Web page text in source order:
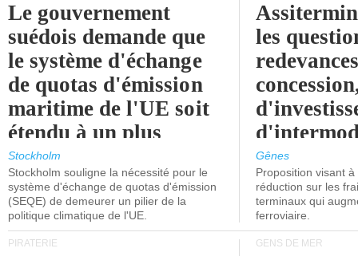
Le gouvernement
suédois demande que
le système d'échange
de quotas d'émission
maritime de l'UE soit
étendu à un plus
grand nombre de
navires.
Stockholm
Stockholm souligne la nécessité pour le
système d'échange de quotas d'émission
(SEQE) de demeurer un pilier de la
politique climatique de l'UE.
les
l'attention
politiciens.
Gênes
Proposition visant
réduction sur les
terminaux qui
ferroviaire.
PIRATERIE GENS DE MER